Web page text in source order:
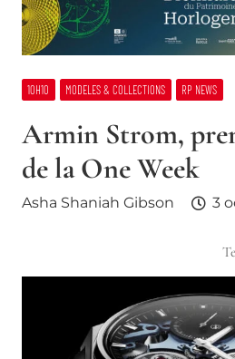
10H10 MODELES & COLLECTIONS RP NEWS
Armin Strom,
de la One Week
Asha Shaniah Gibson 3